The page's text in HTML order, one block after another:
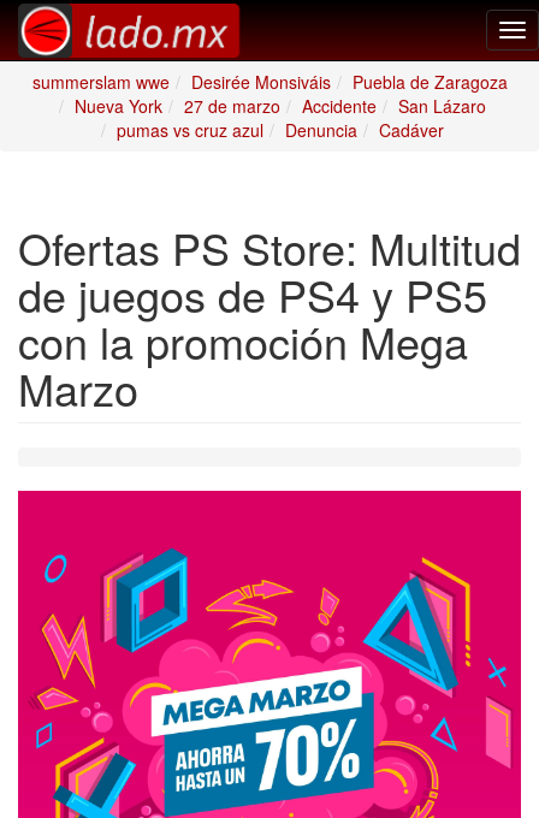
summerslam wwe
Desirée Monsiváis
Puebla de Zaragoza
Nueva York
27 de marzo Accidente
San Lázaro
pumas vs cruz azul
Denuncia Cadáver
Ofertas PS Store: Multitud
de juegos de PS4 y PS5
con la promoción Mega
Marzo